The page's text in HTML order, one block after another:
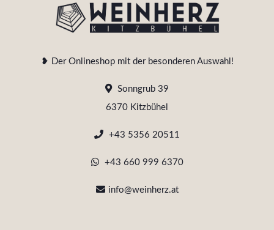
❥ Der Onlineshop mit der besonderen Auswahl!
Sonngrub 39
6370 Kitzbühel
+43 5356 20511
+43 660 999 6370
info@weinherz.at